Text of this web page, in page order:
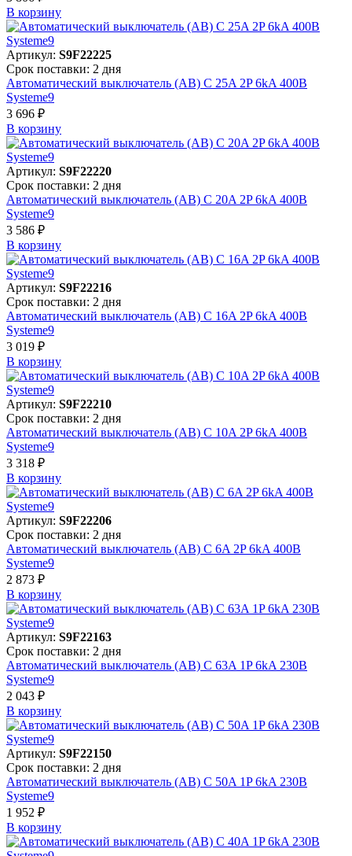
В корзинy
Артикул: S9F22225
Срок поставки: 2 дня
Автоматический выключатель (АВ) C 25A 2P 6kA 400В
Systeme9
3 696 ₽
В корзинy
Артикул: S9F22220
Срок поставки: 2 дня
Автоматический выключатель (АВ) C 20A 2P 6kA 400В
Systeme9
3 586 ₽
В корзинy
Артикул: S9F22216
Срок поставки: 2 дня
Автоматический выключатель (АВ) C 16A 2P 6kA 400В
Systeme9
3 019 ₽
В корзинy
Артикул: S9F22210
Срок поставки: 2 дня
Автоматический выключатель (АВ) C 10A 2P 6kA 400В
Systeme9
3 318 ₽
В корзинy
Артикул: S9F22206
Срок поставки: 2 дня
Автоматический выключатель (АВ) C 6A 2P 6kA 400В
Systeme9
2 873 ₽
В корзинy
Артикул: S9F22163
Срок поставки: 2 дня
Автоматический выключатель (АВ) C 63A 1P 6kA 230В
Systeme9
2 043 ₽
В корзинy
Артикул: S9F22150
Срок поставки: 2 дня
Автоматический выключатель (АВ) C 50A 1P 6kA 230В
Systeme9
1 952 ₽
В корзинy